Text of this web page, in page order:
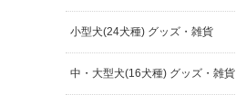
小型犬(24犬種) グッズ・雑貨
中・大型犬(16犬種) グッズ・雑貨